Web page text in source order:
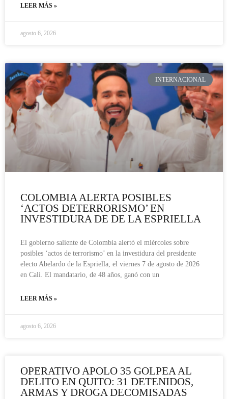
LEER MÁS »
agosto 6, 2026
INTERNACIONAL
COLOMBIA ALERTA POSIBLES
‘ACTOS DETERRORISMO’ EN
INVESTIDURA DE DE LA ESPRIELLA
El gobierno saliente de Colombia alertó el miércoles sobre
posibles ‘actos de terrorismo’ en la investidura del presidente
electo Abelardo de la Espriella, el viernes 7 de agosto de 2026
en Cali. El mandatario, de 48 años, ganó con un
LEER MÁS »
agosto 6, 2026
OPERATIVO APOLO 35 GOLPEA AL
DELITO EN QUITO: 31 DETENIDOS,
ARMAS Y DROGA DECOMISADAS